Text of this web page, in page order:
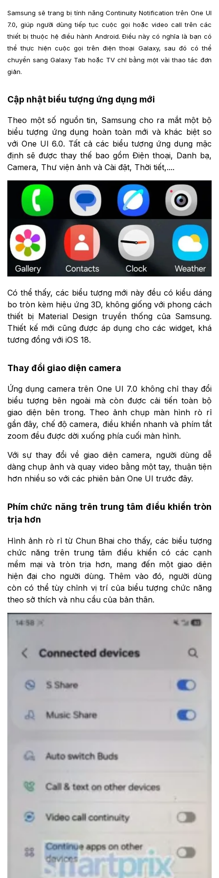
Samsung sẽ trang bị tính năng Continuity Notification trên One UI
7.0, giúp người dùng tiếp tục cuộc gọi hoặc video call trên các
thiết bị thuộc hệ điều hành Android. Điều này có nghĩa là bạn có
thể thực hiện cuộc gọi trên điện thoại Galaxy, sau đó có thể
chuyển sang Galaxy Tab hoặc TV chỉ bằng một vài thao tác đơn
giản.
Cập nhật biểu tượng ứng dụng mới
Theo một số nguồn tin, Samsung cho ra mắt một bộ
biểu tượng ứng dụng hoàn toàn mới và khác biệt so
với One UI 6.0. Tất cả các biểu tượng ứng dụng mặc
định sẽ được thay thế bao gồm Điện thoại, Danh bạ,
Camera, Thư viện ảnh và Cài đặt, Thời tiết,....
Có thể thấy, các biểu tượng mới này đều có kiểu dáng
bo tròn kèm hiệu ứng 3D, không giống với phong cách
thiết bị Material Design truyền thống của Samsung.
Thiết kế mới cũng được áp dụng cho các widget, khá
tương đồng với iOS 18.
Thay đổi giao diện camera
Ứng dụng camera trên One UI 7.0 không chỉ thay đổi
biểu tượng bên ngoài mà còn được cải tiến toàn bộ
giao diện bên trong. Theo ảnh chụp màn hình rò rỉ
gần đây, chế độ camera, điều khiển nhanh và phím tắt
zoom đều được dời xuống phía cuối màn hình.
Với sự thay đổi về giao diện camera, người dùng dễ
dàng chụp ảnh và quay video bằng một tay, thuận tiện
hơn nhiều so với các phiên bản One UI trước đây.
Phím chức năng trên trung tâm điều khiển tròn
trịa hơn
Hình ảnh rò rỉ từ Chun Bhai cho thấy, các biểu tượng
chức năng trên trung tâm điều khiển có các cạnh
mềm mại và tròn trịa hơn, mang đến một giao diện
hiện đại cho người dùng. Thêm vào đó, người dùng
còn có thể tùy chỉnh vị trí của biểu tượng chức năng
theo sở thích và nhu cầu của bản thân.